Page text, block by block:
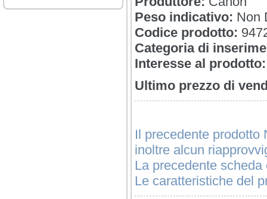
Peso indicativo: Non
Codice prodotto:
Categoria di
Interesse al prodotto:
Ultimo prezzo di
Il precedente prodotto
inoltre alcun
La precedente
Le caratteristiche del